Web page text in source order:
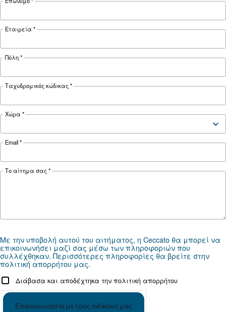
προσέχετε;
Οι αεροσυμπιεστές μπορεί να είναι
μπορούν επίσης να αποτελέσουν κίνδυνο για
ασφάλεια της επιχείρησής σας. Διαβάστε
για τις συμβουλές ασφαλείας μας εδώ.